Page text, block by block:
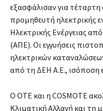
εξασφάλισαν για
προμηθευτή ηλεκτρικής
Ηλεκτρικής Ενέργειας
(ΑΠΕ). Οι εγγυήσεις
ηλεκτρικών
από τη ΔΕΗ Α.Ε., ισόποση
Ο ΟΤΕ και η COSMOTE
Κλιματική Αλλαγή και